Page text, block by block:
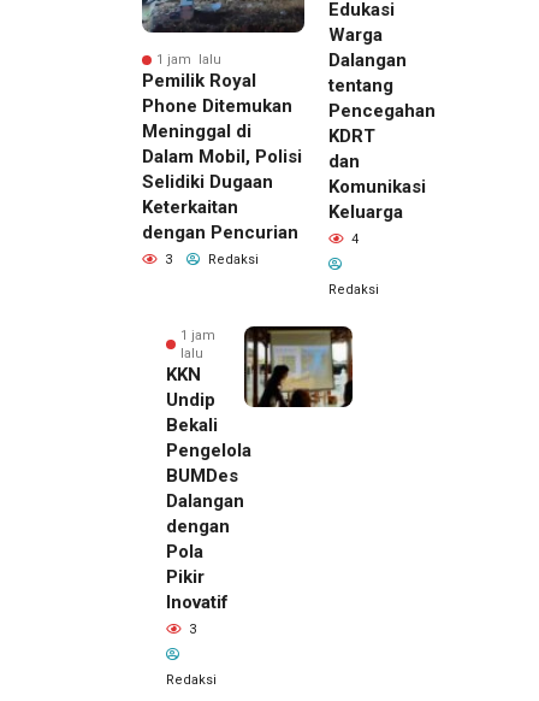
1 jam lalu
Pemilik Royal
Phone Ditemukan
Meninggal di
Dalam Mobil, Polisi
Selidiki Dugaan
Keterkaitan
dengan Pencurian
3 Redaksi
Edukasi
Warga
Dalangan
tentang
Pencegahan
KDRT
dan
Komunikasi
Keluarga
4
Redaksi
1 jam
lalu
KKN
Undip
Bekali
Pengelola
BUMDes
Dalangan
dengan
Pola
Pikir
Inovatif
3
Redaksi
1 jam lalu
Pemilik
Royal
Phone